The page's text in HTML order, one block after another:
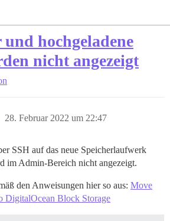
hochgeladene
nicht angezeigt
28. Februar 2022 um 22:47
SSH auf das neue Speicherlaufwerk
im Admin-Bereich nicht angezeigt.
den Anweisungen hier so aus: Move
DigitalOcean Block Storage